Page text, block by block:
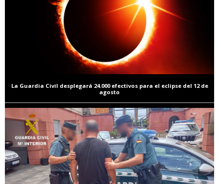
La Guardia Civil desplegará 24.000 efectivos para el eclipse del 12 de
agosto